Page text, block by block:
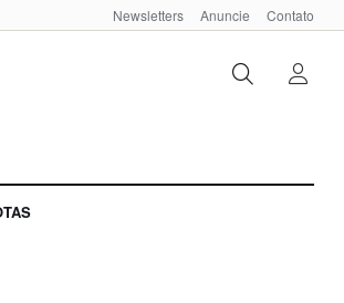
Newsletters Anuncie Contato